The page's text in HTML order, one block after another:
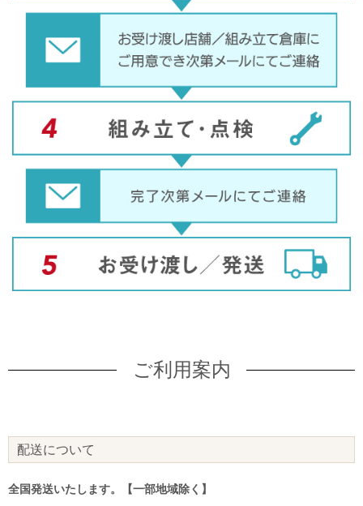
ご利用案内
配送について
全国発送いたします。【一部地域除く】